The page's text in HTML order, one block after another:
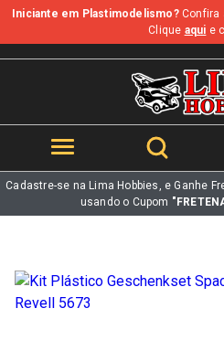
b
Iniciante em Plastimodelismo?Confira
Clique aqui e
Cadastre-se na Lima Hobbies, e Ganhe
usando o Cupom